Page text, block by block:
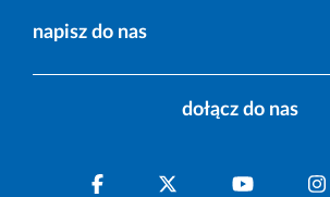
napisz do nas
dołącz do nas